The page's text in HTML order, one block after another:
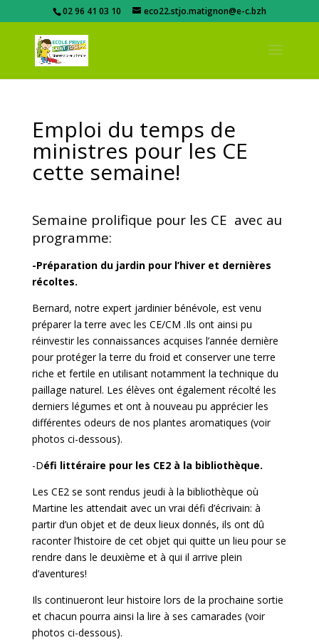
02 96 41 03 10 eco22.stjo.matignon@e-c.bzh
Emploi du temps de
ministres pour les CE
cette semaine!
Semaine prolifique pour les CE avec au
programme:
-Préparation du jardin pour l’hiver et dernières
récoltes.
Bernard, notre expert jardinier bénévole, est venu
préparer la terre avec les CE/CM .Ils ont ainsi pu
réinvestir les connaissances acquises l’année dernière
pour protéger la terre du froid et conserver une terre
riche et fertile en utilisant notamment la technique du
paillage naturel. Les élèves ont également récolté les
derniers légumes et ont à nouveau pu apprécier les
différentes odeurs de nos plantes aromatiques (voir
photos ci-dessous).
-Défi littéraire pour les CE2 à la bibliothèque.
Les CE2 se sont rendus jeudi à la bibliothèque où
Martine les attendait avec un vrai défi d’écrivain: à
partir d’un objet et de deux lieux donnés, ils ont dû
raconter l’histoire de cet objet qui quitte un lieu pour se
rendre dans le deuxième et à qui il arrive plein
d’aventures!
Ils continueront leur histoire lors de la prochaine sortie
et chacun pourra ainsi la lire à ses camarades (voir
photos ci-dessous).